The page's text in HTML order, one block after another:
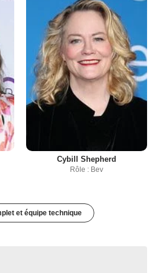
Cybill Shepherd
Rôle : Bev
et équipe technique